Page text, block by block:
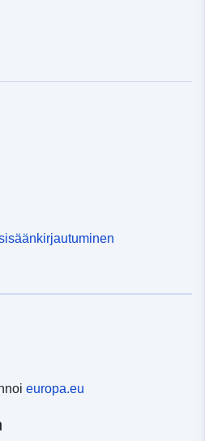
europa.eu